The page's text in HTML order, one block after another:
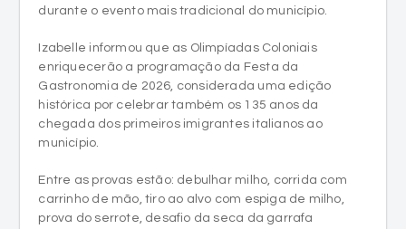
durante o evento mais tradicional do município.
Izabelle informou que as Olimpíadas Coloniais
enriquecerão a programação da Festa da
Gastronomia de 2026, considerada uma edição
histórica por celebrar também os 135 anos da
chegada dos primeiros imigrantes italianos ao
município.
Entre as provas estão: debulhar milho, corrida com
carrinho de mão, tiro ao alvo com espiga de milho,
prova do serrote, desafio da seca da garrafa